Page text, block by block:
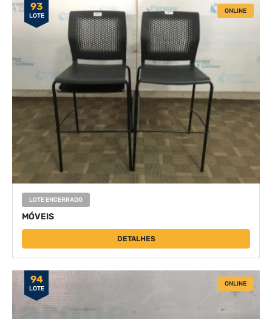
93
LOTE
ONLINE
LOTE ENCERRADO
MÓVEIS
DETALHES
94
LOTE
ONLINE